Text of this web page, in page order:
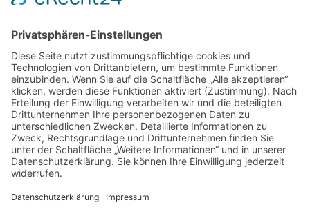
© 2026 ASB-Regionalverband Südheide
Impressum
Datenschutz
Cookie-Einstellungen